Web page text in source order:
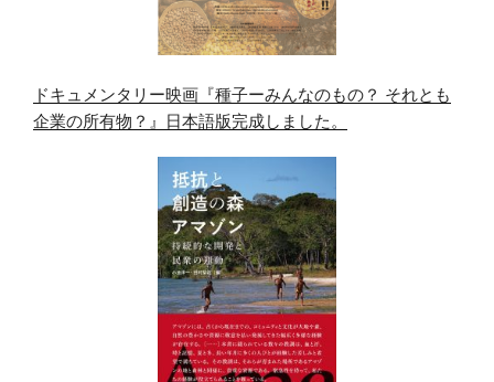
ドキュメンタリー映画『種子ーみんなのもの？ それとも
企業の所有物？』日本語版完成しました。